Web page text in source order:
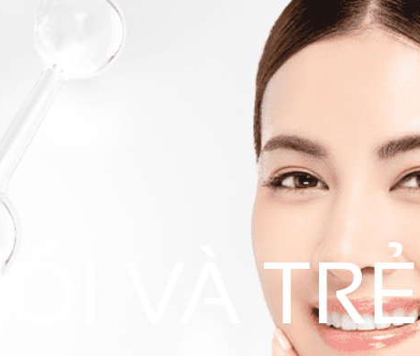
VÀ TRẺ